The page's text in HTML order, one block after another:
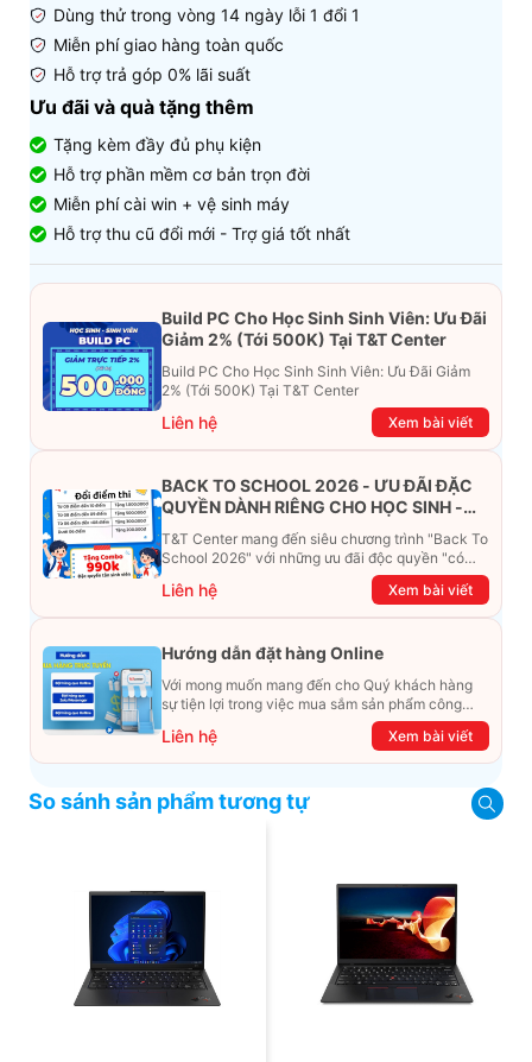
Dùng thử trong vòng 14 ngày lỗi 1 đổi 1
Miễn phí giao hàng toàn quốc
Hỗ trợ trả góp 0% lãi suất
Ưu đãi và quà tặng thêm
Tặng kèm đầy đủ phụ kiện
Hỗ trợ phần mềm cơ bản trọn đời
Miễn phí cài win + vệ sinh máy
Hỗ trợ thu cũ đổi mới - Trợ giá tốt nhất
Build PC Cho Học Sinh Sinh Viên: Ưu Đãi
Giảm 2% (Tới 500K) Tại T&T Center
Build PC Cho Học Sinh Sinh Viên: Ưu Đãi Giảm
2% (Tới 500K) Tại T&T Center
Liên hệ Xem bài viết
BACK TO SCHOOL 2026 - ƯU ĐÃI ĐẶC
QUYỀN DÀNH RIÊNG CHO HỌC SINH -
T&T Center mang đến siêu chương trình "Back To
School 2026" với những ưu đãi độc quyền "có
một không hai". Đừng để chiếc ví phải "ét-ô-ét",
cùng khám phá ngay ưu đãi siêu khủng dưới đây
nhé!
Liên hệ Xem bài viết
Hướng dẫn đặt hàng Online
Với mong muốn mang đến cho Quý khách hàng
sự tiện lợi trong việc mua sắm sản phẩm công
nghệ từ xa. Trong bài viết này, T&T Center sẽ
hướng dẫn chi tiết cách mua hàng trực tuyến qua
các kênh online Website, Zalo, Messenger và
dễ dàng và nhanh chóng nhất. Cùng xem ngay
Liên hệ Xem bài viết
So sánh sản phẩm tương tự